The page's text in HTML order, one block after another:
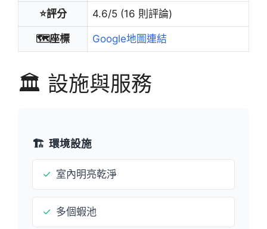
⭐評分 4.6/5 (16 則評論)
🗺️座標 Google地圖連結
🏛️ 設施與服務
🏗️ 環境設施
✓ 室內明亮乾淨
✓ 多個蝦池